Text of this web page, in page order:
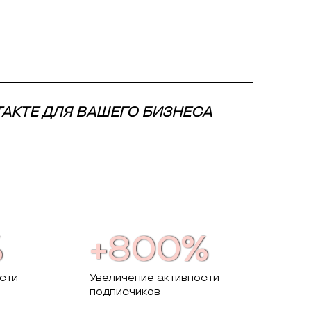
ДЛЯ ВАШЕГО БИЗНЕСА
+800%
Увеличение активности
подписчиков